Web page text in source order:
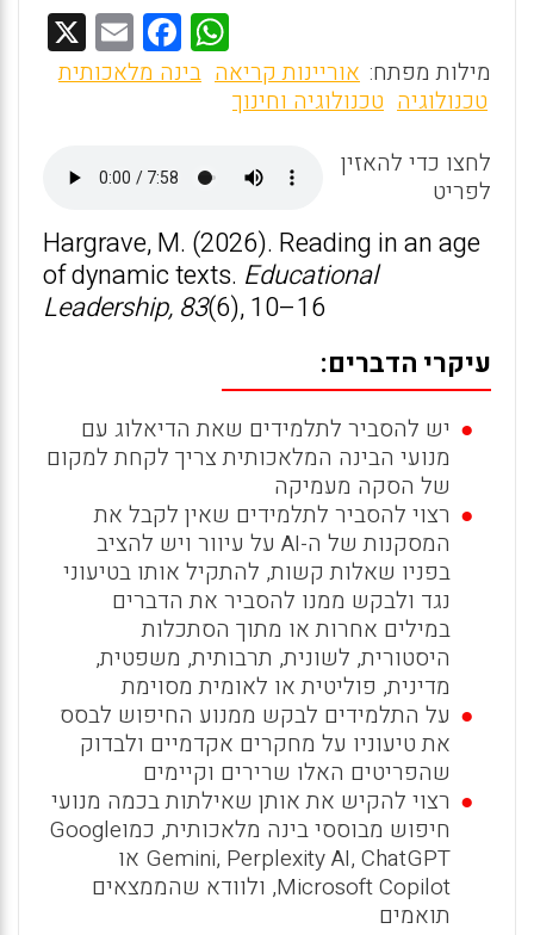
W
h
A
p
p
F
a
o
o
k
E
m מילות מפתח: אוריינות קריאה בינה מלאכותית
טכנולוגיה טכנולוגיה וחינוך
לחצו כדי להאזין
לפריט
Hargrave, M. (2026). Reading in an age
of dynamic texts. Educational
Leadership, 83(6), 10–16
עיקרי הדברים:
יש להסביר לתלמידים שאת הדיאלוג עם
מנועי הבינה המלאכותית צריך לקחת למקום
של הסקה מעמיקה
רצוי להסביר לתלמידים שאין לקבל את
המסקנות של ה-AI על עיוור ויש להציב
בפניו שאלות קשות, להתקיל אותו בטיעוני
נגד ולבקש ממנו להסביר את הדברים
במילים אחרות או מתוך הסתכלות
היסטורית, לשונית, תרבותית, משפטית,
מדינית, פוליטית או לאומית מסוימת
על התלמידים לבקש ממנוע החיפוש לבסס
את טיעוניו על מחקרים אקדמיים ולבדוק
שהפריטים האלו שרירים וקיימים
רצוי להקיש את אותן שאילתות בכמה מנועי
חיפוש מבוססי בינה מלאכותית, כמוGoogle
Gemini, Perplexity AI, ChatGPT או
Microsoft Copilot, ולוודא שהממצאים
תואמים